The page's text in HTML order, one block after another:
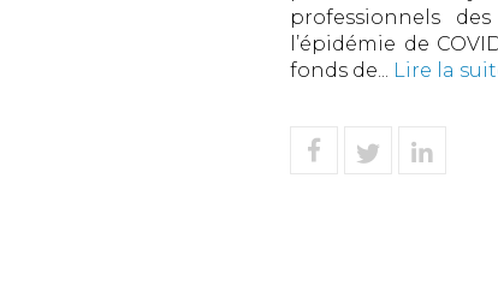
professionnels
l’épidémie de
fonds de... Lire la